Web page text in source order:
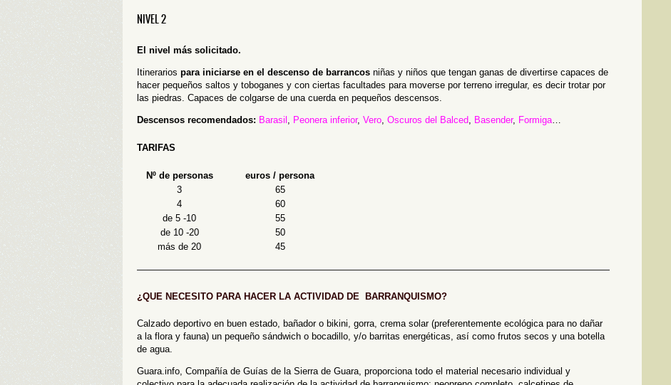
NIVEL 2
El nivel más solicitado.
Itinerarios para iniciarse en el descenso de barrancos niñas y niños que tengan ganas de divertirse capaces de
hacer pequeños saltos y toboganes y con ciertas facultades para moverse por terreno irregular, es decir trotar por
las piedras. Capaces de colgarse de una cuerda en pequeños descensos.
Descensos recomendados: Barasil , Peonera inferior, Vero, Oscuros del Balced, Basender, Formiga…
TARIFAS
Nº de personas
euros / persona
3
65
4
60
de 5 -10
55
de 10 -20
50
más de 20
45
————————————————————————————————————————————————————–
¿QUE NECESITO PARA HACER LA ACTIVIDAD DE BARRANQUISMO?
Calzado deportivo en buen estado, bañador o bikini, gorra, crema solar (preferentemente ecológica para no dañar
a la flora y fauna) un pequeño sándwich o bocadillo, y/o barritas energéticas, así como frutos secos y una botella
de agua.
Guara.info, Compañía de Guías de la Sierra de Guara, proporciona todo el material necesario individual y